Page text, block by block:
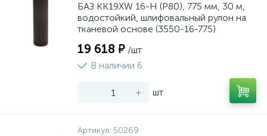
БАЗ KK19XW 16-H (Р80), 775 мм, 30 м,
водостойкий, шлифовальный рулон на
тканевой основе (3550-16-775)
19 618 ₽ /шт
В наличии 6
- + шт
Артикул: 50269